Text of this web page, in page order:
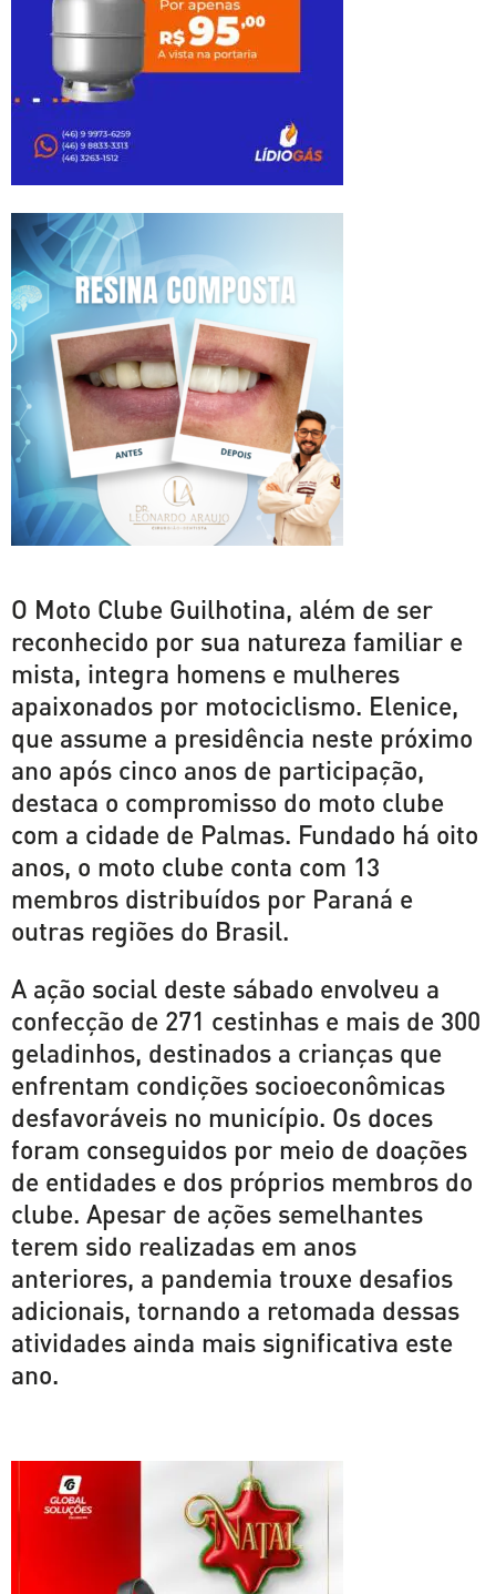
O Moto Clube Guilhotina, além de ser
reconhecido por sua natureza familiar e
mista, integra homens e mulheres
apaixonados por motociclismo. Elenice,
que assume a presidência neste próximo
ano após cinco anos de participação,
destaca o compromisso do moto clube
com a cidade de Palmas. Fundado há oito
anos, o moto clube conta com 13
membros distribuídos por Paraná e
outras regiões do Brasil.
A ação social deste sábado envolveu a
confecção de 271 cestinhas e mais de 300
geladinhos, destinados a crianças que
enfrentam condições socioeconômicas
desfavoráveis no município. Os doces
foram conseguidos por meio de doações
de entidades e dos próprios membros do
clube. Apesar de ações semelhantes
terem sido realizadas em anos
anteriores, a pandemia trouxe desafios
adicionais, tornando a retomada dessas
atividades ainda mais significativa este
ano.